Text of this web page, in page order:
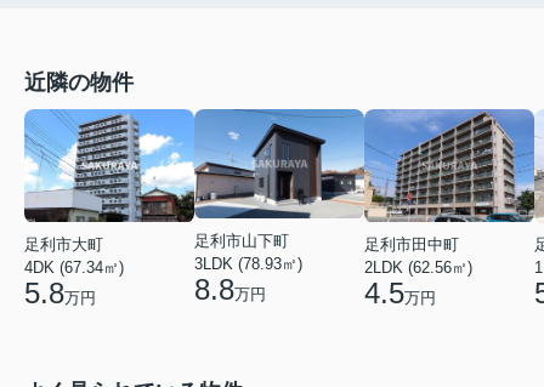
近隣の物件
足利市大町
4DK (67.34㎡)
5.8万円
足利市山下町
3LDK (78.93㎡)
8.8万円
足利市田中町
2LDK (62.56㎡)
4.5万円